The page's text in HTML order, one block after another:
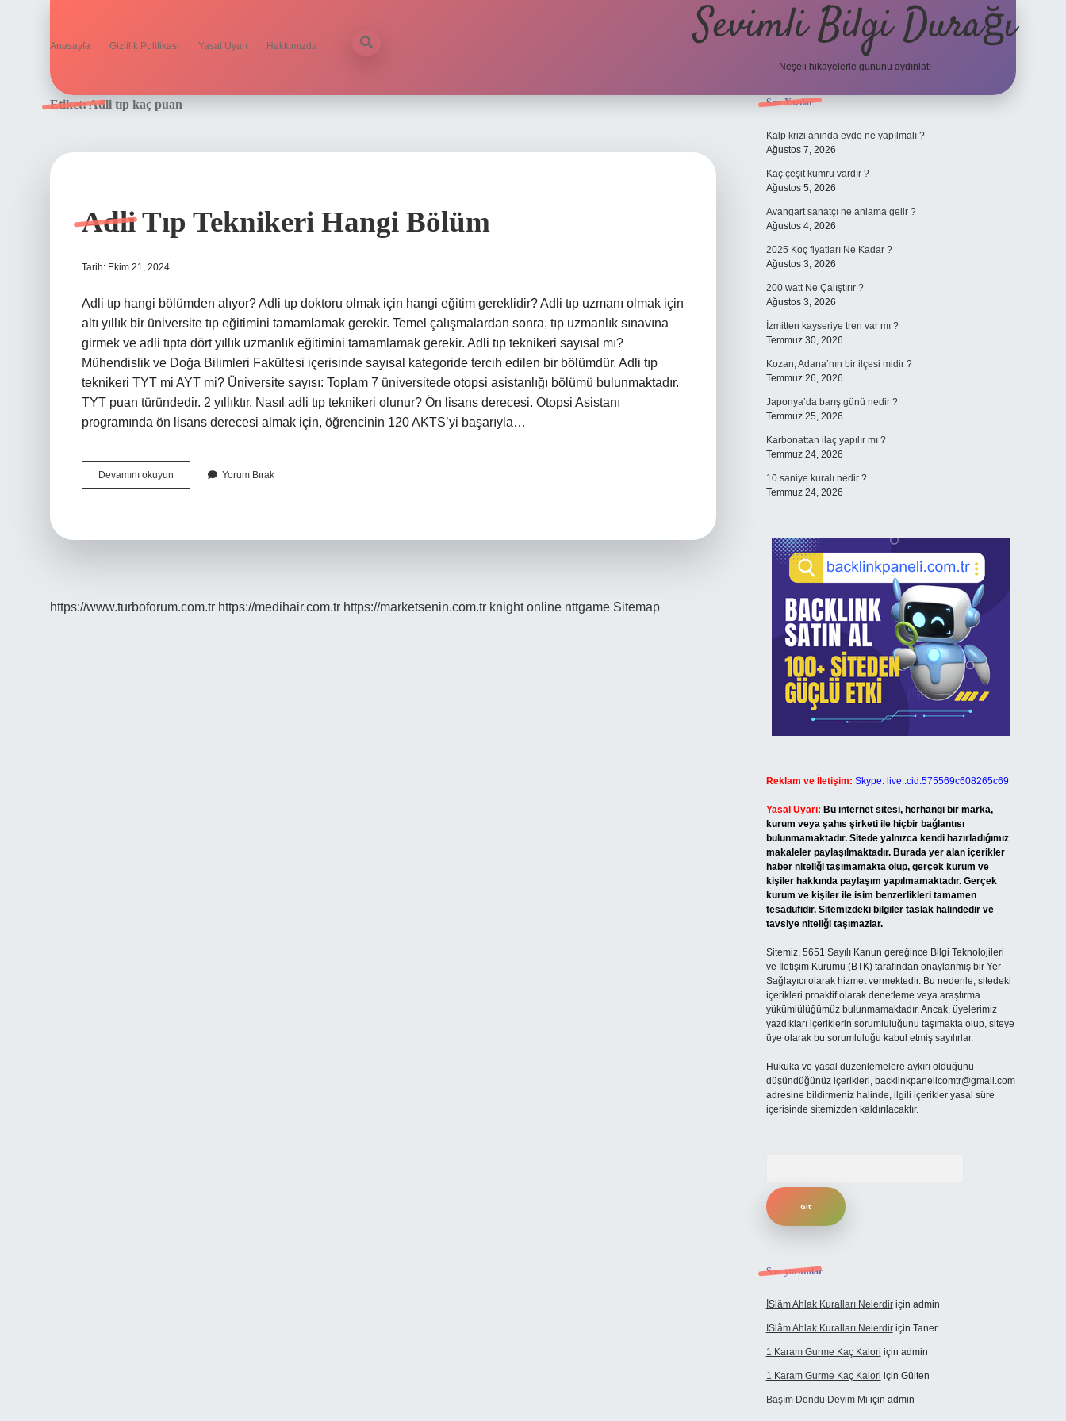
Anasayfa Gizlilik Politikası Yasal Uyarı Hakkımızda Sevimli Bilgi Durağı
Neşeli hikayelerle gününü aydınlat!
Etiket:Adli tıp kaç puan
Adli Tıp Teknikeri Hangi Bölüm
Tarih: Ekim 21, 2024
Adli tıp hangi bölümden alıyor? Adli tıp doktoru olmak için hangi eğitim gereklidir? Adli tıp uzmanı olmak için
altı yıllık bir üniversite tıp eğitimini tamamlamak gerekir. Temel çalışmalardan sonra, tıp uzmanlık sınavına
girmek ve adli tıpta dört yıllık uzmanlık eğitimini tamamlamak gerekir. Adli tıp teknikeri sayısal mı?
Mühendislik ve Doğa Bilimleri Fakültesi içerisinde sayısal kategoride tercih edilen bir bölümdür. Adli tıp
teknikeri TYT mi AYT mi? Üniversite sayısı: Toplam 7 üniversitede otopsi asistanlığı bölümü bulunmaktadır.
TYT puan türündedir. 2 yıllıktır. Nasıl adli tıp teknikeri olunur? Ön lisans derecesi. Otopsi Asistanı
programında ön lisans derecesi almak için, öğrencinin 120 AKTS’yi başarıyla…
Devamını okuyun
Tıp
Yorum Bırak
https://www.turboforum.com.tr https://medihair.com.tr https://marketsenin.com.tr knight online nttgame Sitemap
Sidebar
Son Yazılar
Kalp krizi anında evde ne yapılmalı ?
Ağustos 7, 2026
Kaç çeşit kumru vardır ?
Ağustos 5, 2026
Avangart sanatçı ne anlama gelir ?
Ağustos 4, 2026
2025 Koç fiyatları Ne Kadar ?
Ağustos 3, 2026
200 watt Ne Çalıştırır ?
Ağustos 3, 2026
İzmitten kayseriye tren var mı ?
Temmuz 30, 2026
Kozan, Adana’nın bir ilçesi midir ?
Temmuz 26, 2026
Japonya’da barış günü nedir ?
Temmuz 25, 2026
Karbonattan ilaç yapılır mı ?
Temmuz 24, 2026
10 saniye kuralı nedir ?
Temmuz 24, 2026
Reklam ve İletişim: Skype: live:.cid.575569c608265c69
Yasal Uyarı: Bu internet sitesi, herhangi bir marka,
kurum veya şahıs şirketi ile hiçbir bağlantısı
bulunmamaktadır. Sitede yalnızca kendi hazırladığımız
makaleler paylaşılmaktadır. Burada yer alan içerikler
haber niteliği taşımamakta olup, gerçek kurum ve
kişiler hakkında paylaşım yapılmamaktadır. Gerçek
kurum ve kişiler ile isim benzerlikleri tamamen
tesadüfidir. Sitemizdeki bilgiler taslak halindedir ve
tavsiye niteliği taşımazlar.
Sitemiz, 5651 Sayılı Kanun gereğince Bilgi Teknolojileri
ve İletişim Kurumu (BTK) tarafından onaylanmış bir Yer
Sağlayıcı olarak hizmet vermektedir. Bu nedenle, sitedeki
içerikleri proaktif olarak denetleme veya araştırma
yükümlülüğümüz bulunmamaktadır. Ancak, üyelerimiz
yazdıkları içeriklerin sorumluluğunu taşımakta olup, siteye
üye olarak bu sorumluluğu kabul etmiş sayılırlar.
Hukuka ve yasal düzenlemelere aykırı olduğunu
düşündüğünüz içerikleri, backlinkpanelicomtr@gmail.com
adresine bildirmeniz halinde, ilgili içerikler yasal süre
içerisinde sitemizden kaldırılacaktır.
Son yorumlar
İSlâm Ahlak Kuralları Nelerdiriçin admin
İSlâm Ahlak Kuralları Nelerdiriçin Taner
1 Karam Gurme Kaç Kalori için admin
1 Karam Gurme Kaç Kalori için Gülten
Başım Döndü Deyim Mi için admin